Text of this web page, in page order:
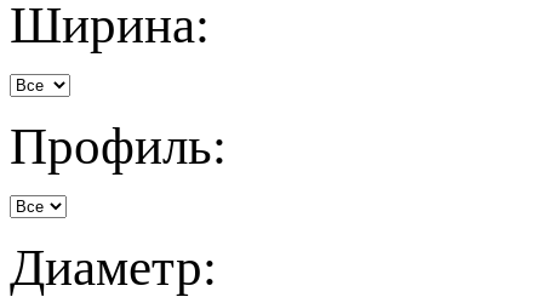
Ширина:
Профиль:
Диаметр: